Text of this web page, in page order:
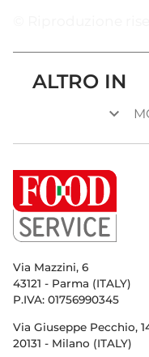
ALTRO IN
keyboard_arrow_down
Via Mazzini, 6
43121 - Parma (ITALY)
P.IVA: 01756990345
Via Giuseppe Pecchio,
20131 - Milano (ITALY)